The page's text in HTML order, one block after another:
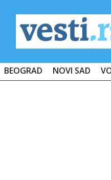
BEOGRAD NOVI SAD